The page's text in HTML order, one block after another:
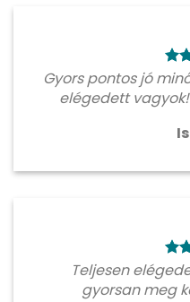
Gyors pontos jó
elégedett
Teljesen
gyorsan meg